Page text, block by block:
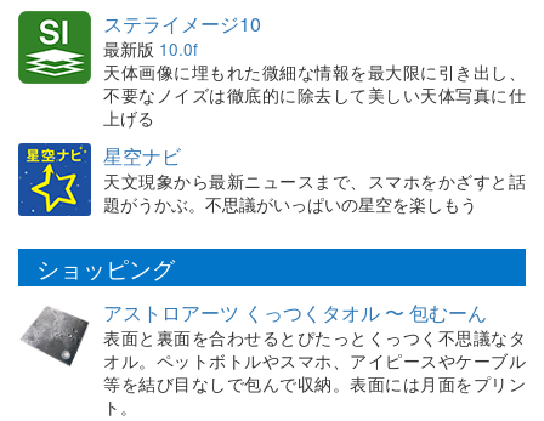
ステライメージ10
最新版 10.0f
天体画像に埋もれた微細な情報を最大限に引き出し、
不要なノイズは徹底的に除去して美しい天体写真に仕
上げる
星空ナビ
天文現象から最新ニュースまで、スマホをかざすと話
題がうかぶ。不思議がいっぱいの星空を楽しもう
ショッピング
アストロアーツ くっつくタオル 〜 包むーん
表面と裏面を合わせるとぴたっとくっつく不思議なタ
オル。ペットボトルやスマホ、アイピースやケーブル
等を結び目なしで包んで収納。表面には月面をプリン
ト。